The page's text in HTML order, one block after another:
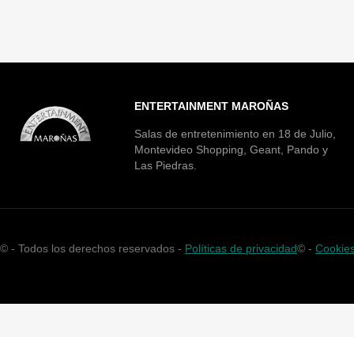
ENTERTAINMENT MAROÑAS
Salas de entretenimiento en 18 de Julio,
Montevideo Shopping, Geant, Pando y
Las Piedras.
© - Todos los derechos reservados - Políticas de privacidad© -